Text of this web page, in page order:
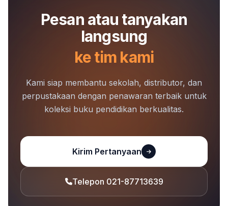
Pesan atau tanyakan
langsung
ke tim kami
Kami siap membantu sekolah, distributor, dan
perpustakaan dengan penawaran terbaik untuk
koleksi buku pendidikan berkualitas.
Kirim Pertanyaan
Telepon 021-87713639